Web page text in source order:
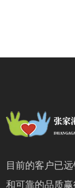
目前的客户已
和可靠的品质赢